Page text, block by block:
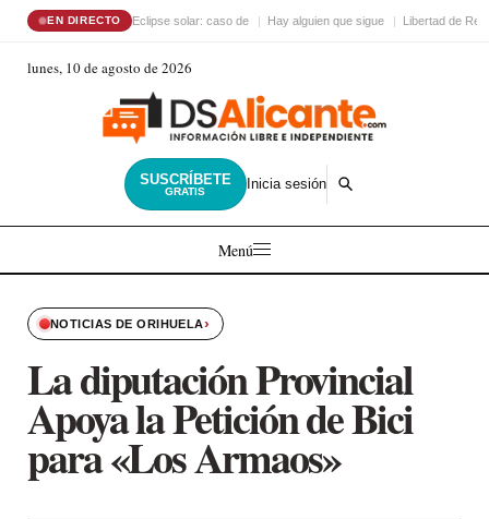
EN DIRECTO Eclipse solar: caso de Hay alguien que sigue Libertad de
lunes, 10 de agosto de 2026
SUSCRÍBETE
GRATIS Inicia sesión
Menú
NOTICIAS DE ORIHUELA›
La diputación Provincial
Apoya la Petición de Bici
para «Los Armaos»